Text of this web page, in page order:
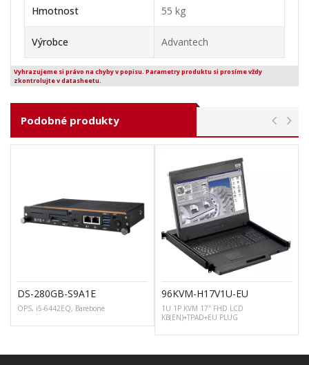
Hmotnost 55 kg
Výrobce Advantech
Vyhrazujeme si právo na chyby v popisu. Parametry produktu si prosíme vždy
zkontrolujte v datasheetu.
Podobné produkty
DS-280GB-S9A1E
OPS, i5-6442EQ, Barebone
96KVM-H17V1U-EU
1U 1P KVM 17″ FHD LCD
KB(EN)+TPAD+EU PLUG